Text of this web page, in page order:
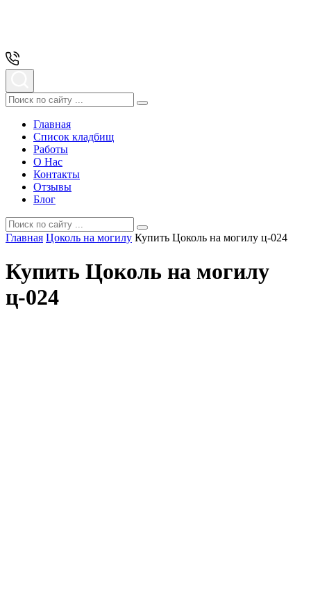
Главная
Список кладбищ
Работы
О Нас
Контакты
Отзывы
Блог
Главная Цоколь на могилу Купить Цоколь на могилу ц-024
Купить Цоколь на могилу
ц-024